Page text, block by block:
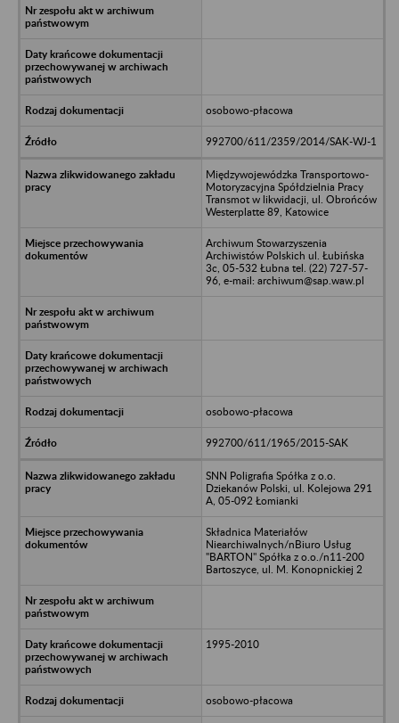
osobowo-płacowa
992700/611/2359/2014/SAK-WJ-1
Międzywojewódzka Transportowo-
Motoryzacyjna Spółdzielnia Pracy
Transmot w likwidacji, ul. Obrońców
Westerplatte 89, Katowice
Archiwum Stowarzyszenia
Archiwistów Polskich ul. Łubińska
3c, 05-532 Łubna tel. (22) 727-57-
96, e-mail: archiwum@sap.waw.pl
osobowo-płacowa
992700/611/1965/2015-SAK
SNN Poligrafia Spółka z o.o.
Dziekanów Polski, ul. Kolejowa 291
A, 05-092 Łomianki
Składnica Materiałów
Niearchiwalnych/nBiuro Usług
"BARTON" Spółka z o.o./n11-200
Bartoszyce, ul. M. Konopnickiej 2
1995-2010
osobowo-płacowa